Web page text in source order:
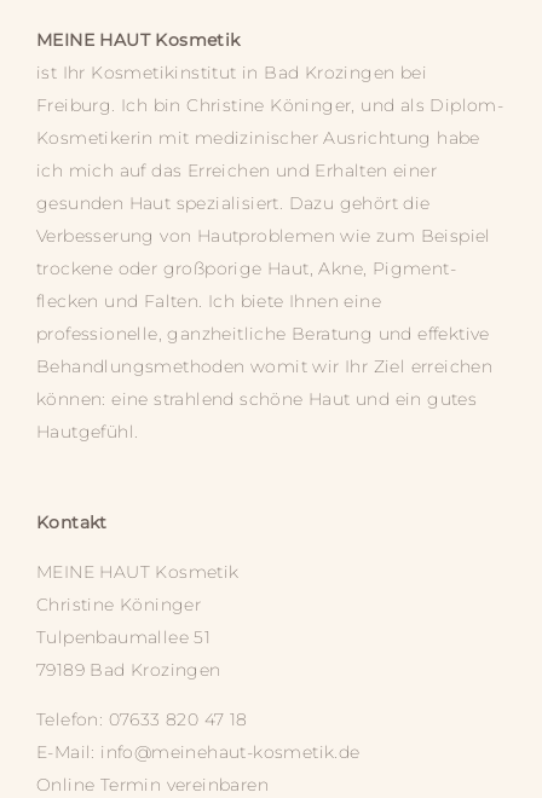
MEINE HAUTKosmetik
ist Ihr Kosmetik­­institut in Bad Krozingen bei
Freiburg. Ich bin Christine Köninger, und als Diplom-
Kosmetikerin mit medizinischer Ausrichtung habe
ich mich auf das Erreichen und Erhalten einer
gesunden Haut spezialisiert. Dazu gehört die
Verbesserung von Hautproblemen wie zum Beispiel
trockene oder großporige Haut, Akne, Pigment­­
flecken und Falten. Ich biete Ihnen eine
professionelle, ganz­­heitliche Beratung und effektive
Behandlungs­­methoden womit wir Ihr Ziel erreichen
können: eine strahlend schöne Haut und ein gutes
Hautgefühl.
Kontakt
MEINE HAUT Kosmetik
Christine Köninger
Tulpenbaumallee 51
79189 Bad Krozingen
Telefon: 07633 820 47 18
E-Mail: info@meinehaut-kosmetik.de
Online Termin vereinbaren